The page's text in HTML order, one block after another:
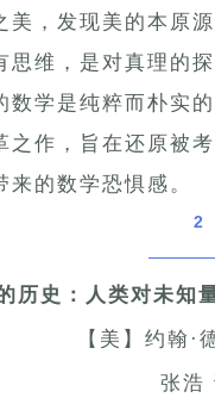
美，发现美的本原
思维，是对真理的
数学是纯粹而朴实
之作，旨在还原被
的数学恐惧感。
2
历史：人类对未知
【美】约翰·
张浩